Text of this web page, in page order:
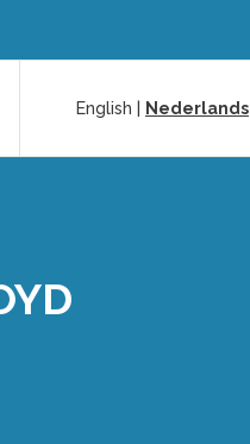
English
Nederlands